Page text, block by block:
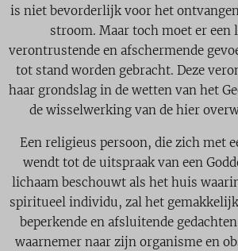
is niet bevorderlijk voor het
stroom. Maar toch moet er een
verontrustende en afschermende
tot stand worden gebracht. Deze
haar grondslag in de wetten van het
de wisselwerking van de hier
Een religieus persoon, die zich met
wendt tot de uitspraak van een
lichaam beschouwt als het huis
spiritueel individu, zal het
beperkende en afsluitende
waarnemer naar zijn organisme en